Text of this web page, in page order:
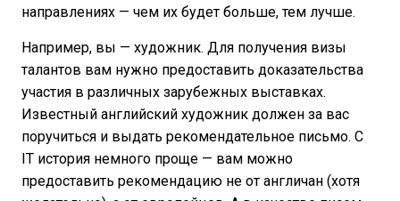
направлениях — чем их будет больше, тем лучше.
Например, вы — художник. Для получения визы
талантов вам нужно предоставить доказательства
участия в различных зарубежных выставках.
Известный английский художник должен за вас
поручиться и выдать рекомендательное письмо. С
IT история немного проще — вам можно
предоставить рекомендацию не от англичан (хотя